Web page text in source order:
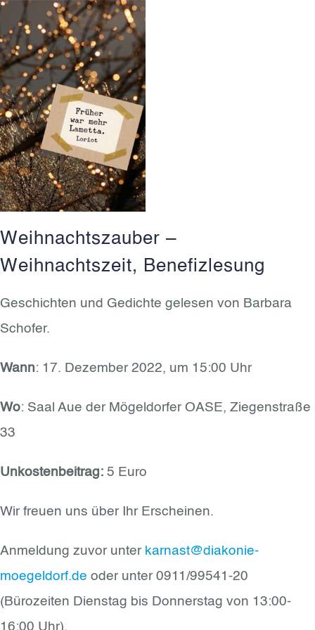
Weihnachtszauber –
Weihnachtszeit, Benefizlesung
Geschichten und Gedichte gelesen von Barbara
Schofer.
Wann: 17. Dezember 2022, um 15:00 Uhr
Wo: Saal Aue der Mögeldorfer OASE, Ziegenstraße
33
Unkostenbeitrag: 5 Euro
Wir freuen uns über Ihr Erscheinen.
Anmeldung zuvor unter karnast@diakonie-
moegeldorf.de oder unter 0911/99541-20
(Bürozeiten Dienstag bis Donnerstag von 13:00-
16:00 Uhr).